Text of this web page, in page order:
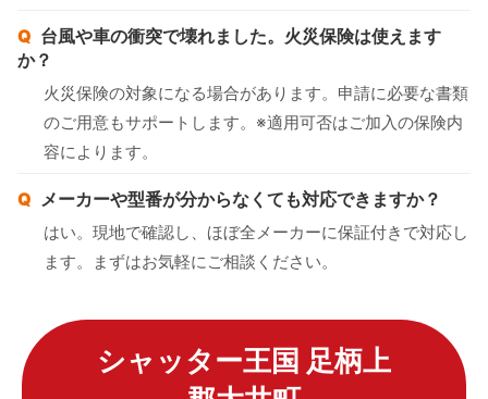
台風や車の衝突で壊れました。火災保険は使えます
か？
火災保険の対象になる場合があります。申請に必要な書類
のご用意もサポートします。※適用可否はご加入の保険内
容によります。
メーカーや型番が分からなくても対応できますか？
はい。現地で確認し、ほぼ全メーカーに保証付きで対応し
ます。まずはお気軽にご相談ください。
シャッター王国 足柄上